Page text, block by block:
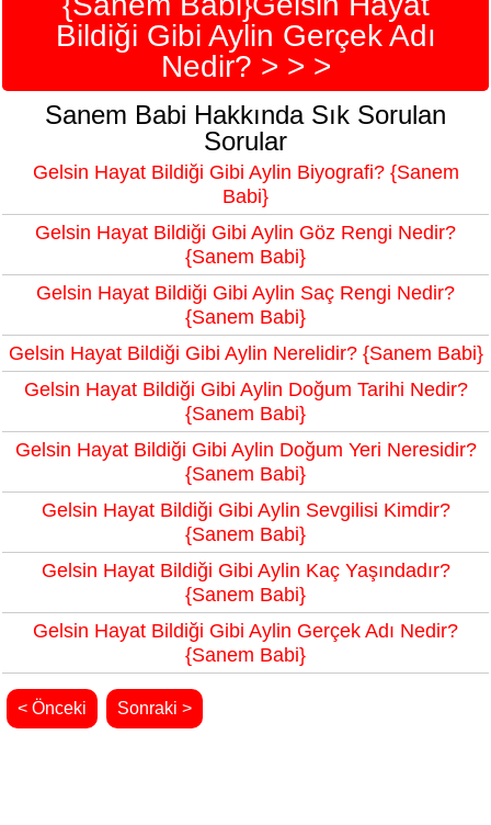
Bildiği Gibi Aylin Gerçek Adı
Nedir? > > >
Sanem Babi Hakkında Sık Sorulan
Sorular
Gelsin Hayat Bildiği Gibi Aylin Biyografi? {Sanem
Babi}
Gelsin Hayat Bildiği Gibi Aylin Göz Rengi Nedir?
{Sanem Babi}
Gelsin Hayat Bildiği Gibi Aylin Saç Rengi Nedir?
{Sanem Babi}
Gelsin Hayat Bildiği Gibi Aylin Nerelidir? {Sanem Babi}
Gelsin Hayat Bildiği Gibi Aylin Doğum Tarihi Nedir?
{Sanem Babi}
Gelsin Hayat Bildiği Gibi Aylin Doğum Yeri Neresidir?
{Sanem Babi}
Gelsin Hayat Bildiği Gibi Aylin Sevgilisi Kimdir?
{Sanem Babi}
Gelsin Hayat Bildiği Gibi Aylin Kaç Yaşındadır?
{Sanem Babi}
Gelsin Hayat Bildiği Gibi Aylin Gerçek Adı Nedir?
{Sanem Babi}
< Önceki Sonraki >